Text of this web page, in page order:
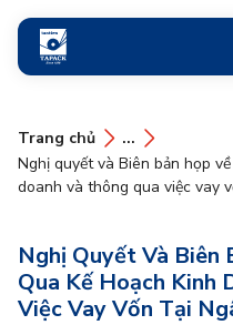
Trang chủ
...
Nghị quyết và Biên bản họp
doanh và thông qua việc vay
Nghị Quyết Và Biên
Qua Kế Hoạch Kinh
Việc Vay Vốn Tại